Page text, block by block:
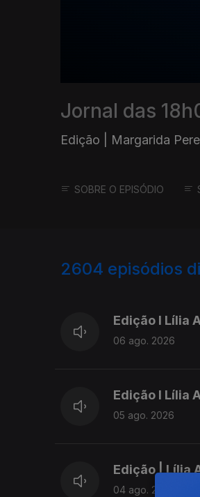
Jornal das
Edição | Margarida
SOBRE O EPISÓDIO
2604 episódios
Edição I Lília
06 ago. 2026
Edição I Lília
05 ago. 2026
Edição | Lília
04 ago. 2026